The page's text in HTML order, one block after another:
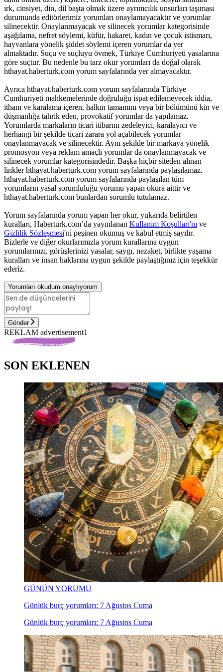
ırk, cinsiyet, din, dil başta olmak üzere ayrımcılık unsurları taşıması
durumunda editörlerimiz yorumları onaylamayacaktır ve yorumlar
silinecektir. Onaylanmayacak ve silinecek yorumlar kategorisinde
aşağılama, nefret söylemi, küfür, hakaret, kadın ve çocuk istismarı,
hayvanlara yönelik şiddet söylemi içeren yorumlar da yer
almaktadır. Suçu ve suçluyu övmek, Türkiye Cumhuriyeti yasalarına
göre suçtur. Bu nedenle bu tarz okur yorumları da doğal olarak
hthayat.haberturk.com yorum sayfalarında yer almayacaktır.
Ayrıca hthayat.haberturk.com yorum sayfalarında Türkiye
Cumhuriyeti mahkemelerinde doğruluğu ispat edilemeyecek iddia,
itham ve karalama içeren, halkın tamamını veya bir bölümünü kin ve
düşmanlığa tahrik eden, provokatif yorumlar da yapılamaz.
Yorumlarda markaların ticari itibarını zedeleyici, karalayıcı ve
herhangi bir şekilde ticari zarara yol açabilecek yorumlar
onaylanmayacak ve silinecektir. Aynı şekilde bir markaya yönelik
promosyon veya reklam amaçlı yorumlar da onaylanmayacak ve
silinecek yorumlar kategorisindedir. Başka hiçbir siteden alınan
linkler hthayat.haberturk.com yorum sayfalarında paylaşılamaz.
hthayat.haberturk.com yorum sayfalarında paylaşılan tüm
yorumların yasal sorumluluğu yorumu yapan okura aittir ve
hthayat.haberturk.com bunlardan sorumlu tutulamaz.
Yorum sayfalarında yorum yapan her okur, yukarıda belirtilen
kuralları, Haberturk.com’da yayınlanan Kullanım Koşulları'nı ve
Gizlilik Sözleşmesi'ni peşinen okumuş ve kabul etmiş sayılır.
Bizlerle ve diğer okurlarımızla yorum kurallarına uygun
yorumlarınızı, görüşlerinizi yasalar, saygı, nezaket, birlikte yaşama
kuralları ve insan haklarına uygun şekilde paylaştığınız için teşekkür
ederiz.
Yorumları okudum onaylıyorum
Gönder
REKLAM advertisement1
SON EKLENEN
GÜNÜN YORUMU
Günlük burç yorumları: 7 Ağustos Cuma
Günlük burç yorumları: 7 Ağustos Cuma